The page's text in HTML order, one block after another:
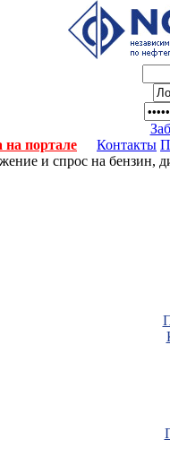
на портале
Контакты
и спрос на бензин,